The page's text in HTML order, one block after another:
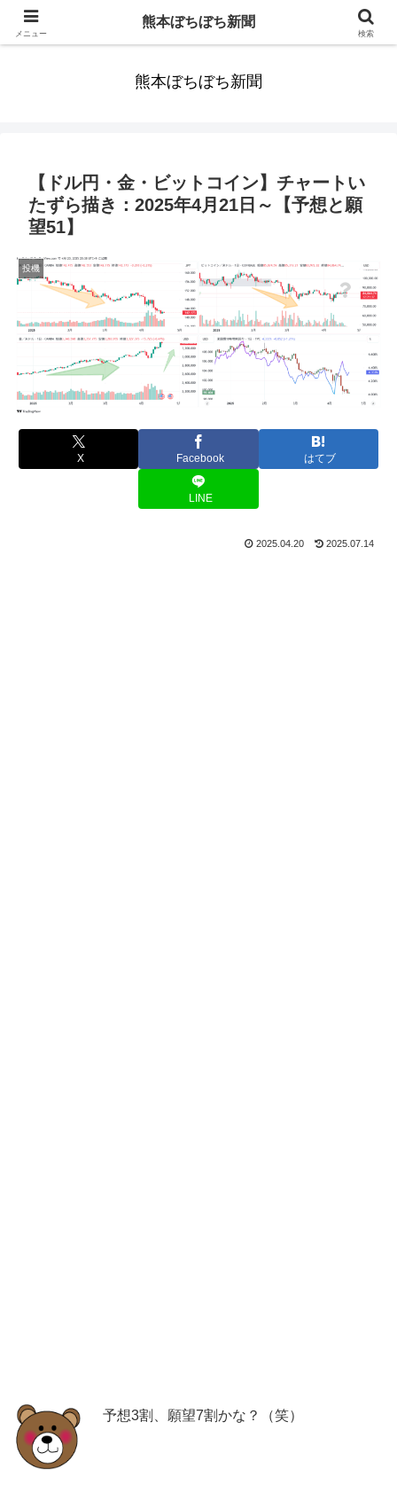
みんなまだ気づかずすごしていたんだわ。ずっといっしょに歩いてゆけるっ
熊本ぼちぼち新聞
【ドル円・金・ビットコイン】チャートい
たずら描き：2025年4月21日～【予想と願
望51】
投機
X Facebook はてブ
LINE
2025.04.20 2025.07.14
予想3割、願望7割かな？（笑）
メニュー
熊本ぼちぼち新聞
検索